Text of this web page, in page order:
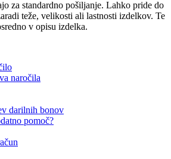
za standardno pošiljanje. Lahko pride do
teže, velikosti ali lastnosti izdelkov. Te
v opisu izdelka.
naročila
darilnih bonov
pomoč?